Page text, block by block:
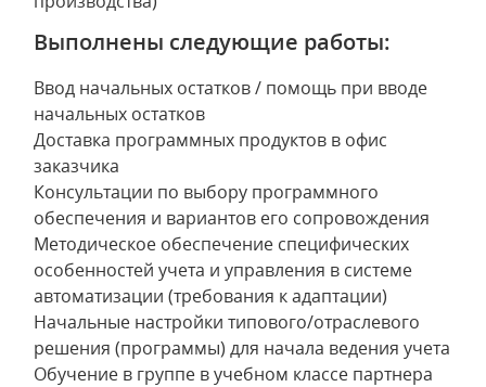
Выполнены следующие работы:
Ввод начальных остатков / помощь при вводе
начальных остатков
Доставка программных продуктов в офис
заказчика
Консультации по выбору программного
обеспечения и вариантов его сопровождения
Методическое обеспечение специфических
особенностей учета и управления в системе
автоматизации (требования к адаптации)
Начальные настройки типового/отраслевого
решения (программы) для начала ведения учета
Обучение в группе в учебном классе партнера